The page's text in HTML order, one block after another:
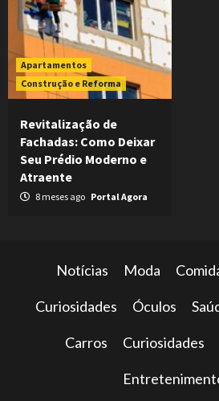
Apartamentos
Construção e Reforma
Revitalização de
Fachadas: Como Deixar
Seu Prédio Moderno e
Atraente
8 meses ago Portal Agora
Notícias Moda
Curiosidades Óculos
Carros Curiosidades